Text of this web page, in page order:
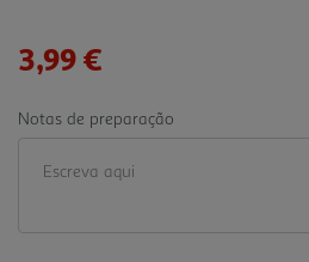
3,99 €
Notas de preparação